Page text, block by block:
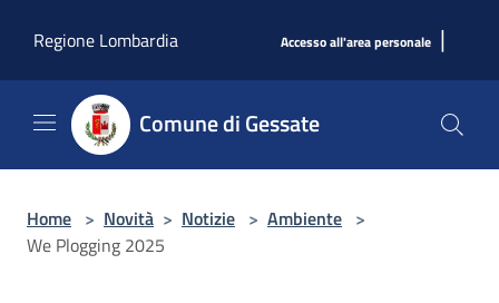
Regione Lombardia
Accesso all'area personale |
Comune di Gessate
Home > Novità > Notizie > Ambiente >
We Plogging 2025